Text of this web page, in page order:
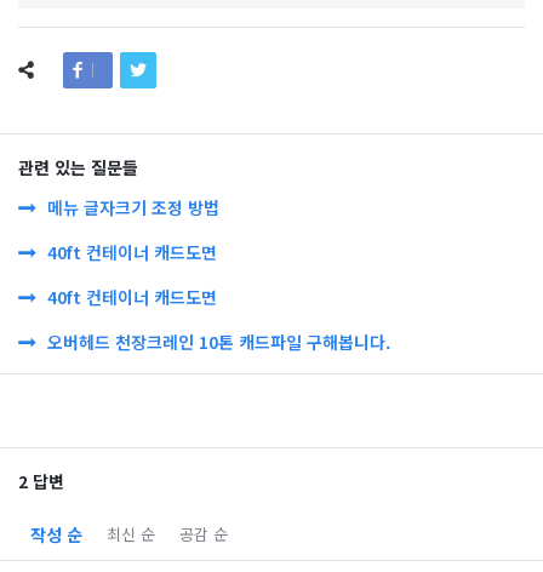
관련 있는 질문들
메뉴 글자크기 조정 방법
40ft 컨테이너 캐드도면
40ft 컨테이너 캐드도면
오버헤드 천장크레인 10톤 캐드파일 구해봅니다.
2 답변
작성 순 최신 순 공감 순